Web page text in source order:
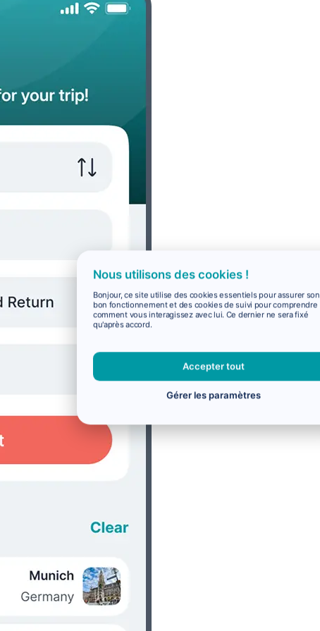
Nous utilisons des cookies !
Bonjour, ce site utilise des cookies essentiels pour assurer son
bon fonctionnement et des cookies de suivi pour comprendre
comment vous interagissez avec lui. Ce dernier ne sera fixé
qu'après accord.
Accepter tout
Gérer les paramètres